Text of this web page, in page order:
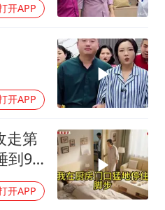
如何把百年大党建设得更加坚强有力
济展现强大韧性和活力
开APP
开APP
走第
到9
问我
开APP